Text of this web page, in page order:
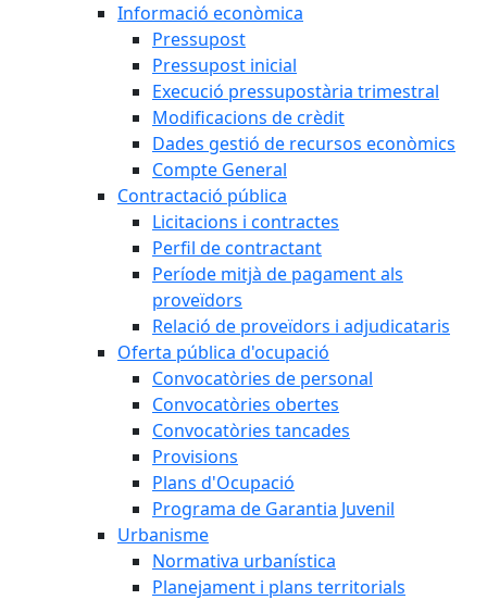
Informació econòmica
Pressupost
Pressupost inicial
Execució pressupostària trimestral
Modificacions de crèdit
Dades gestió de recursos econòmics
Compte General
Contractació pública
Licitacions i contractes
Perfil de contractant
Període mitjà de pagament als
proveïdors
Relació de proveïdors i adjudicataris
Oferta pública d'ocupació
Convocatòries de personal
Convocatòries obertes
Convocatòries tancades
Provisions
Plans d'Ocupació
Programa de Garantia Juvenil
Urbanisme
Normativa urbanística
Planejament i plans territorials